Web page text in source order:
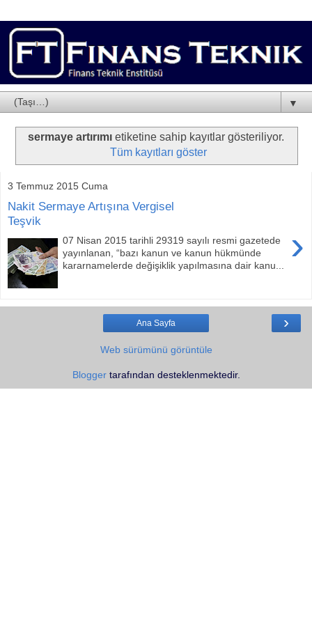
▼
sermaye artırımı etiketine sahip kayıtlar gösteriliyor.
Tüm kayıtları göster
3 Temmuz 2015 Cuma
Nakit Sermaye Artışına Vergisel
Teşvik
›
07 Nisan 2015 tarihli 29319 sayılı resmi gazetede
yayınlanan, “bazı kanun ve kanun hükmünde
kararnamelerde değişiklik yapılmasına dair kanu...
›
Ana Sayfa
Web sürümünü görüntüle
Bloggertarafından desteklenmektedir.